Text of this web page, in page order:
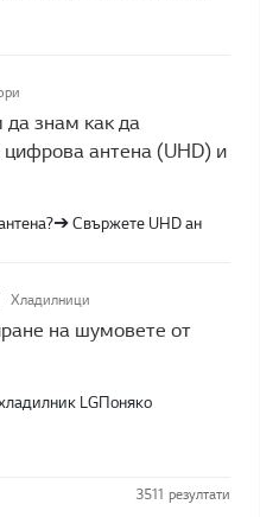
знам как да
антена (UHD) и
Свържете UHD ан
Хладилници
на шумовете от
LGПоняко
3511 резултати